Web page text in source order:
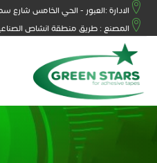
الادارة :العبور - الحي الخامس
المصنع : طريق منطقة انشاص